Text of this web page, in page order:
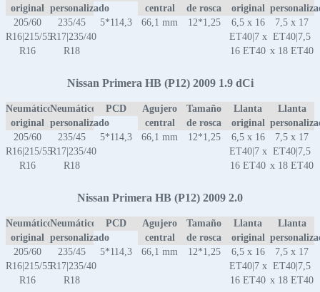
original personalizado central de rosca original
205/60
R16|215/55
R16
235/45
R17|235/40
R18
5*114,3 66,1 mm 12*1,25
6,5 x 16
ET40|7 x
16 ET40
7,5 x 17
ET40|7,5
x 18 ET40
Nissan Primera HB (P12) 2009 1.9 dCi
Neumático
original
Neumático
personalizado
PCD
Agujero
central
Tamaño
de rosca
Llanta
original
Llanta
205/60
R16|215/55
R16
235/45
R17|235/40
R18
5*114,3 66,1 mm 12*1,25
6,5 x 16
ET40|7 x
16 ET40
7,5 x 17
ET40|7,5
x 18 ET40
Nissan Primera HB (P12) 2009 2.0
Neumático
original
Neumático
personalizado
PCD
Agujero
central
Tamaño
de rosca
Llanta
original
Llanta
205/60
R16|215/55
R16
235/45
R17|235/40
R18
5*114,3 66,1 mm 12*1,25
6,5 x 16
ET40|7 x
16 ET40
7,5 x 17
ET40|7,5
x 18 ET40